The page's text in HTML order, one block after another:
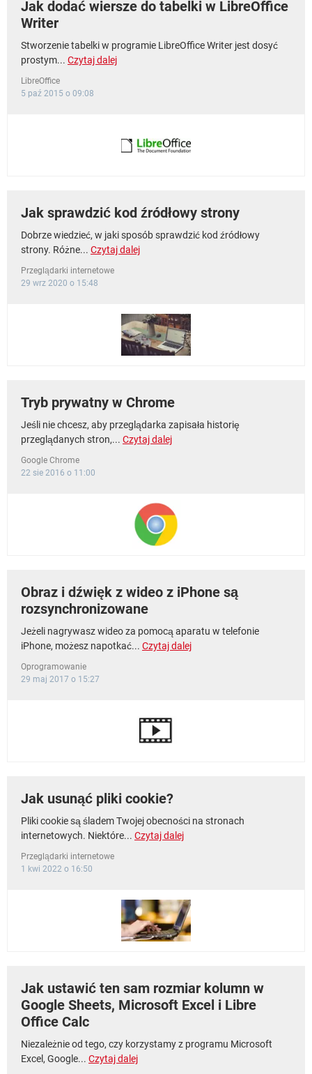
Jak dodać wiersze do tabelki w LibreOffice
Writer
Stworzenie tabelki w programie LibreOffice Writer jest dosyć
prostym... Czytaj dalej
LibreOffice
5 paź 2015 o 09:08
Jak sprawdzić kod źródłowy strony
Dobrze wiedzieć, w jaki sposób sprawdzić kod źródłowy
strony. Różne... Czytaj dalej
Przeglądarki internetowe
29 wrz 2020 o 15:48
Tryb prywatny w Chrome
Jeśli nie chcesz, aby przeglądarka zapisała historię
przeglądanych stron,... Czytaj dalej
Google Chrome
22 sie 2016 o 11:00
Obraz i dźwięk z wideo z iPhone są
rozsynchronizowane
Jeżeli nagrywasz wideo za pomocą aparatu w telefonie
iPhone, możesz napotkać... Czytaj dalej
Oprogramowanie
29 maj 2017 o 15:27
Jak usunąć pliki cookie?
Pliki cookie są śladem Twojej obecności na stronach
internetowych. Niektóre... Czytaj dalej
Przeglądarki internetowe
1 kwi 2022 o 16:50
Jak ustawić ten sam rozmiar kolumn w
Google Sheets, Microsoft Excel i Libre
Office Calc
Niezależnie od tego, czy korzystamy z programu Microsoft
Excel, Google... Czytaj dalej